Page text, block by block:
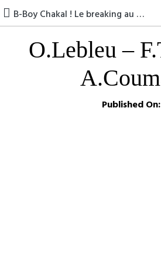
B-Boy Chakal ! Le breaking au JO 2024
O.Lebleu –
Published On: